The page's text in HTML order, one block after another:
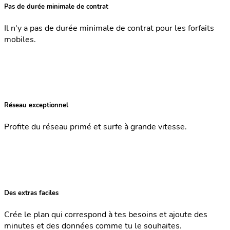
Pas de durée minimale de contrat
Il n'y a pas de durée minimale de contrat pour les forfaits
mobiles.
Réseau exceptionnel
Profite du réseau primé et surfe à grande vitesse.
Des extras faciles
Crée le plan qui correspond à tes besoins et ajoute des
minutes et des données comme tu le souhaites.